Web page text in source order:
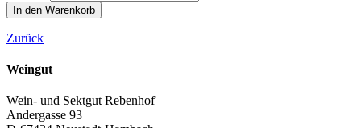
Zurück
Weingut
Wein- und Sektgut Rebenhof
Andergasse 93